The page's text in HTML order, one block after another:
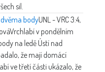
sil.
bodyUNL - VRC 3:4,
Vrchlabí v pondělním
na ledě Ústí nad
že mají domácí
ve třetí části ukázalo, že